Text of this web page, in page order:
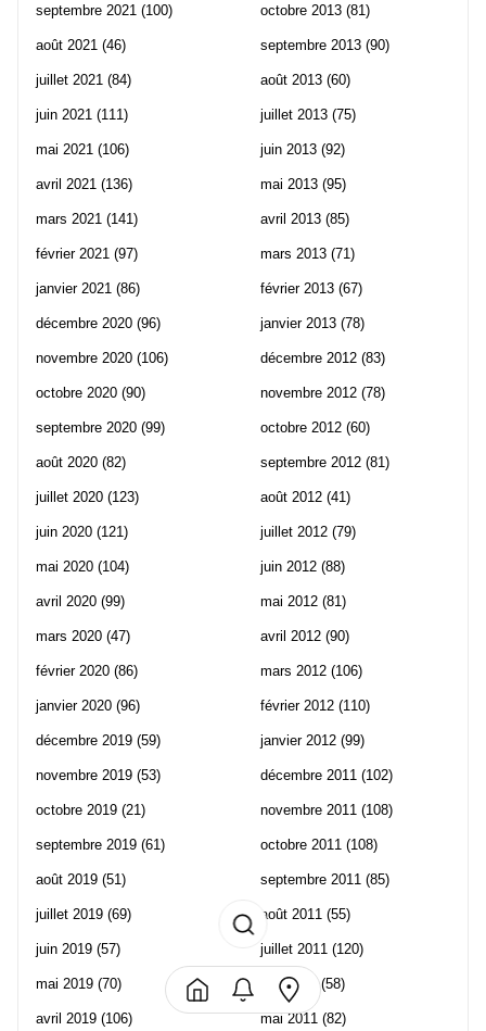
septembre 2021 (100)
août 2021 (46)
juillet 2021 (84)
juin 2021 (111)
mai 2021 (106)
avril 2021 (136)
mars 2021 (141)
février 2021 (97)
janvier 2021 (86)
décembre 2020 (96)
novembre 2020 (106)
octobre 2020 (90)
septembre 2020 (99)
août 2020 (82)
juillet 2020 (123)
juin 2020 (121)
mai 2020 (104)
avril 2020 (99)
mars 2020 (47)
février 2020 (86)
janvier 2020 (96)
décembre 2019 (59)
novembre 2019 (53)
octobre 2019 (21)
septembre 2019 (61)
août 2019 (51)
juillet 2019 (69)
juin 2019 (57)
mai 2019 (70)
avril 2019 (106)
octobre 2013 (81)
septembre 2013 (90)
août 2013 (60)
juillet 2013 (75)
juin 2013 (92)
mai 2013 (95)
avril 2013 (85)
mars 2013 (71)
février 2013 (67)
janvier 2013 (78)
décembre 2012 (83)
novembre 2012 (78)
octobre 2012 (60)
septembre 2012 (81)
août 2012 (41)
juillet 2012 (79)
juin 2012 (88)
mai 2012 (81)
avril 2012 (90)
mars 2012 (106)
février 2012 (110)
janvier 2012 (99)
décembre 2011 (102)
novembre 2011 (108)
octobre 2011 (108)
septembre 2011 (85)
août 2011 (55)
juillet 2011 (120)
juin 2011 (58)
mai 2011 (82)